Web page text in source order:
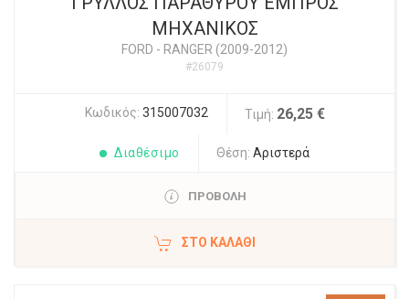
ΜΗΧΑΝΙΚΟΣ
FORD - RANGER (2009-2012)
#26079
Κωδικός: 315007032 Τιμή: 26,25 €
Διαθέσιμο Θέση: Αριστερά
ΠΡΟΒΟΛΗ
ΣΤΟ ΚΑΛΆΘΙ